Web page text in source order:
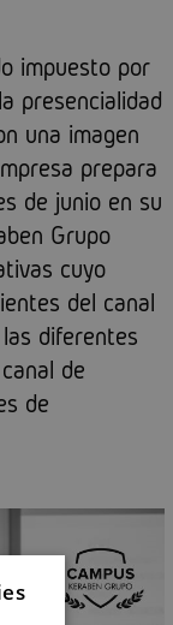
impuesto por
presencialidad
una imagen
prepara
de junio en su
Grupo
cuyo
del canal
diferentes
de
de